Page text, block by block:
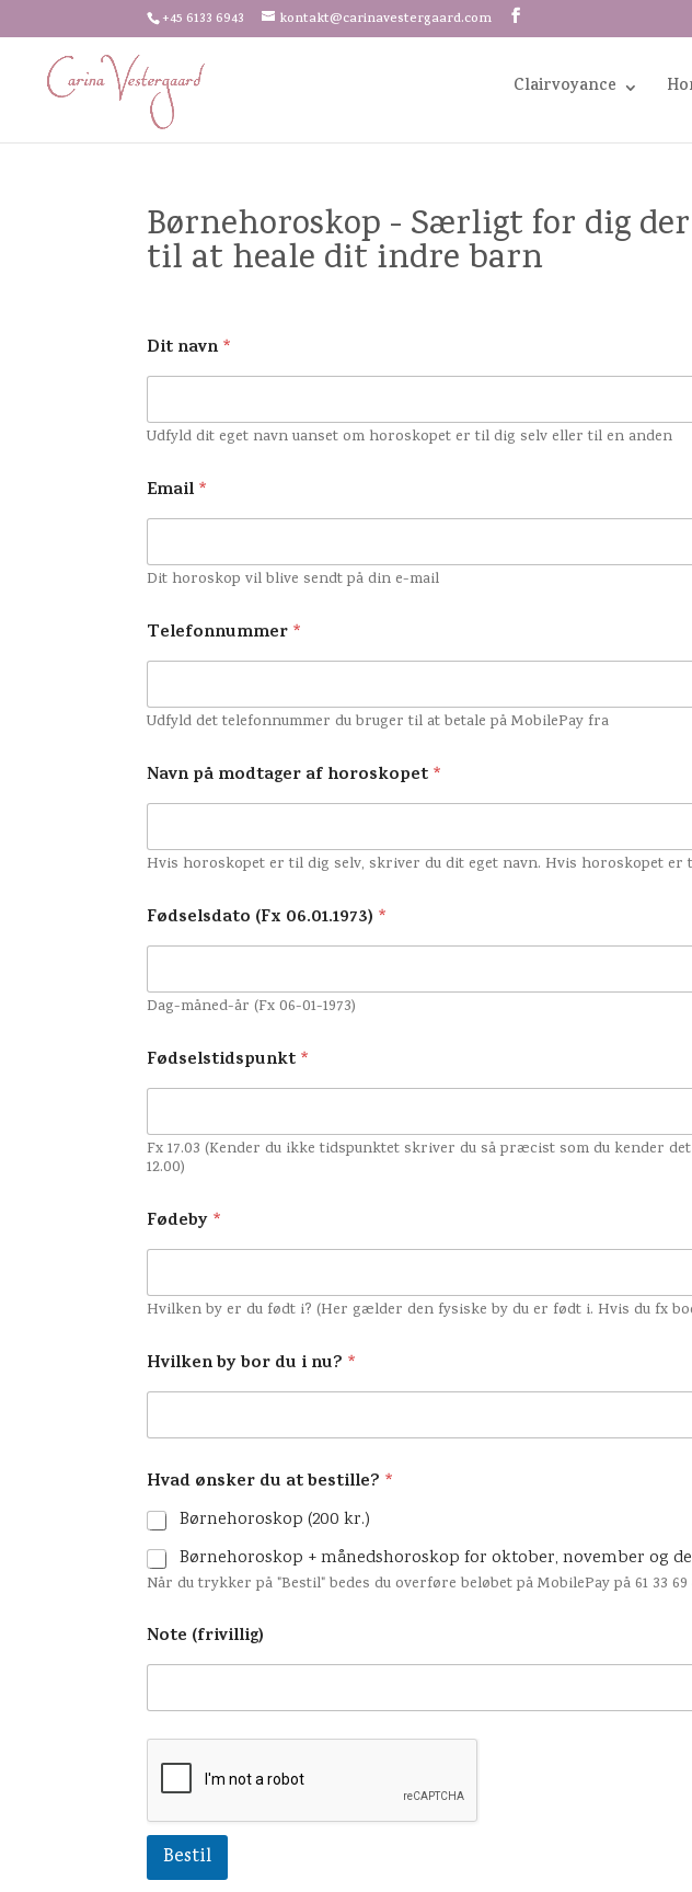
+45 6133 6943 kontakt@carinavestergaard.com
Clairvoyance
Børnehoroskop - Særligt for dig
til at heale dit indre barn
Dit navn *
Udfyld dit eget navn uanset om horoskopet er til dig selv eller til en anden
Email *
Dit horoskop vil blive sendt på din e-mail
Telefonnummer *
Udfyld det telefonnummer du bruger til at betale på MobilePay fra
Navn på modtager af horoskopet *
Hvis horoskopet er til dig selv, skriver du dit eget navn. Hvis horoskopet
Fødselsdato (Fx 06.01.1973) *
Dag-måned-år (Fx 06-01-1973)
Fødselstidspunkt *
Fx 17.03 (Kender du ikke tidspunktet skriver du så præcist som du kender
12.00)
Fødeby *
Hvilken by er du født i? (Her gælder den fysiske by du er født i. Hvis du fx
Hvilken by bor du i nu? *
Hvad ønsker du at bestille? *
Børnehoroskop (200 kr.)
Børnehoroskop + månedshoroskop for oktober, november og
Når du trykker på "Bestil" bedes du overføre beløbet på MobilePay på 61 33
Note (frivillig)
Bestil